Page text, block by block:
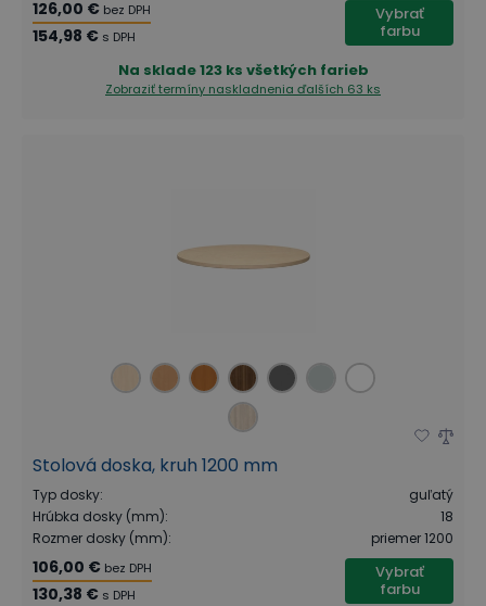
126,00 € bez DPH
154,98 € s DPH
Vybrať
farbu
Na sklade123 ks všetkých farieb
Zobraziť termíny naskladnenia ďalších 63 ks
Stolová doska, kruh 1200 mm
Typ dosky:
guľatý
Hrúbka dosky (mm):
18
Rozmer dosky (mm): priemer 1200
106,00 € bez DPH
130,38 € s DPH
Vybrať
farbu